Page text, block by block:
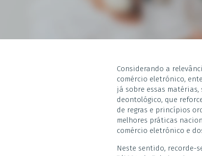
Considerando a
comércio eletrónico,
já sobre essas
deontológico, que
de regras e princípios
melhores práticas
comércio eletrónico e
Neste sentido, recorde-